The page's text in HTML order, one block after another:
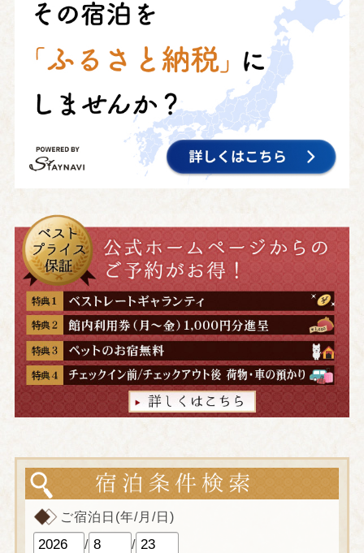
ご宿泊日(年/月/日)
/
/